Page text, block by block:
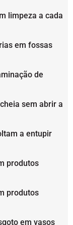
limpeza a cada
em fossas
de
sem abrir a
a entupir
produtos
produtos
em vasos